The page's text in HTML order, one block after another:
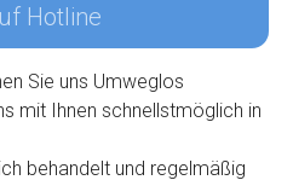
Hotline
Sie uns Umweglos
mit Ihnen schnellstmöglich in
behandelt und regelmäßig